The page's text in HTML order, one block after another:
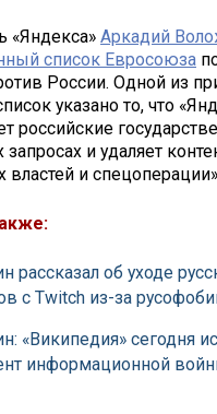
«Яндекса» Аркадий
список Евросоюза
России. Одной из
указано то, что
российские
и удаляет
властей и
рассказал об уходе
с Twitch из-за
«Википедия» сегодня
информационной